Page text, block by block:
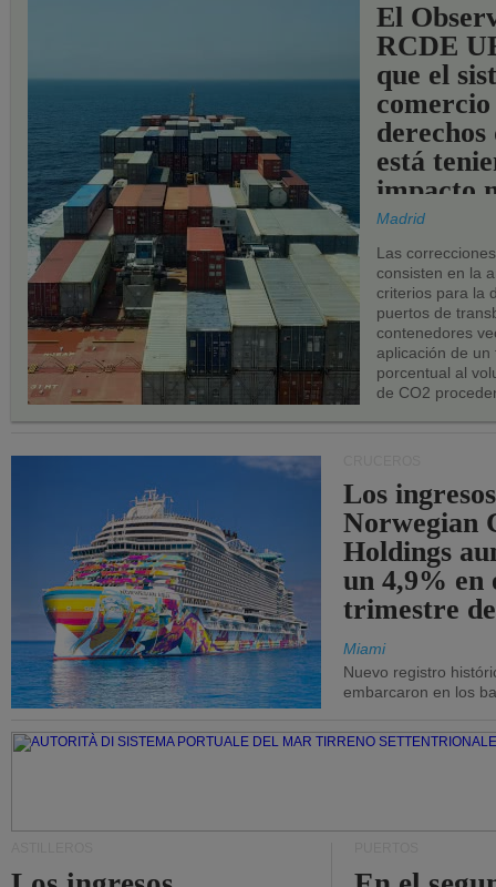
El
RCDE
que el
comercio
derechos
está
impacto
los
UE.
Madrid
Las
consisten en la
criterios para la
puertos de
contenedores
aplicación de
porcentual al
de CO2
Los
Norwegian
Holdings
un 4,9% en
trimestre
Miami
Nuevo registro
embarcaron en los